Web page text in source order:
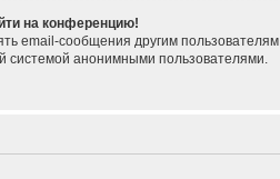
на конференцию!
email-сообщения другим
системой анонимными пользователями.